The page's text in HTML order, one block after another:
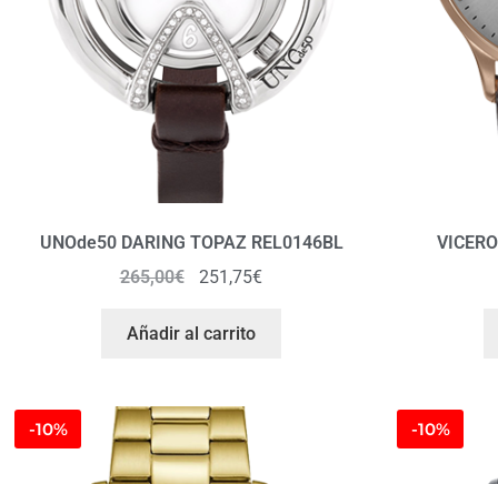
UNOde50 DARING TOPAZ REL0146BL
265,00€ 251,75€
Añadir al carrito
-10% -10%